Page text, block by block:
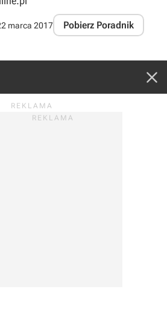
marca 2017 Pobierz Poradnik
